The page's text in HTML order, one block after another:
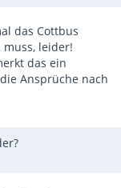
das Cottbus
leider!
das ein
Ansprüche nach